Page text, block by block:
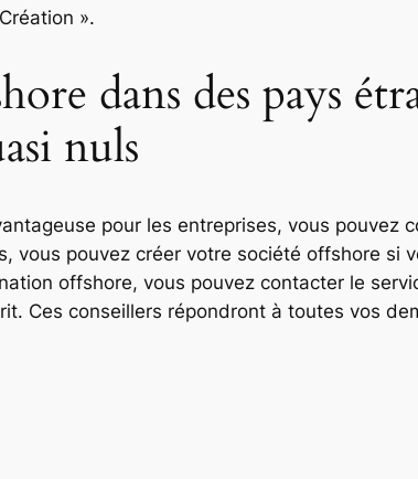
».
dans des pays
nuls
pour les entreprises, vous pouvez
vous pouvez créer votre société offshore si
offshore, vous pouvez contacter le
Ces conseillers répondront à toutes vos